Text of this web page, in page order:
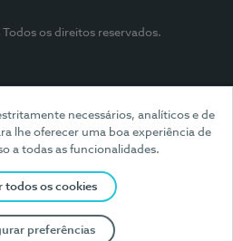
necessários, analíticos e de
lhe oferecer uma boa experiência de
a todas as funcionalidades.
todos os cookies
preferências
os direitos reservados.